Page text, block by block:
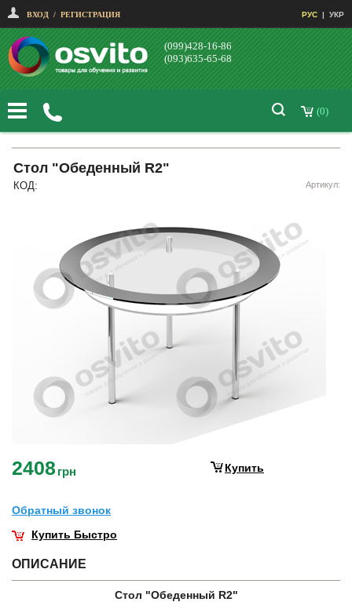
ВХОД / РЕГИСТРАЦИЯ РУС | УКР
(099)428-16-86
(093)635-65-68
(0)
Стол "Обеденный R2"
КОД: Артикул:
2408грн Купить
Обратный звонок
Купить Быстро
ОПИСАНИЕ
Стол "Обеденный R2"